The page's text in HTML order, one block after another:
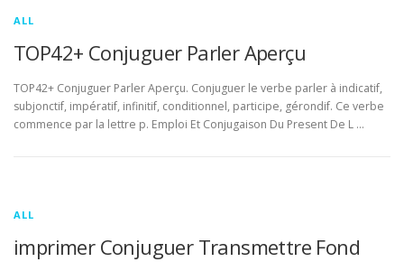
ALL
TOP42+ Conjuguer Parler Aperçu
TOP42+ Conjuguer Parler Aperçu. Conjuguer le verbe parler à indicatif,
subjonctif, impératif, infinitif, conditionnel, participe, gérondif. Ce verbe
commence par la lettre p. Emploi Et Conjugaison Du Present De L …
ALL
imprimer Conjuguer Transmettre Fond